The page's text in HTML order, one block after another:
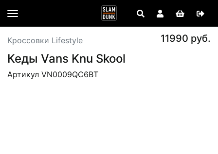
Кроссовки Lifestyle 11990 руб.
Кеды Vans Knu Skool
Артикул VN0009QC6BT